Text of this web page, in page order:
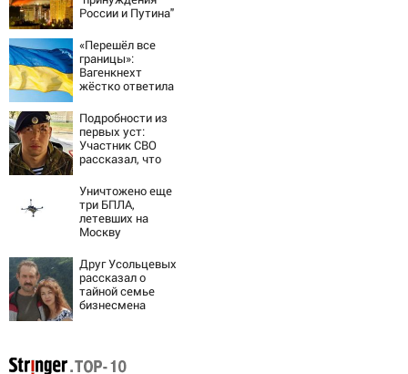
России и Путина"
крах режима
Зеленского
«Перешёл все
границы»:
Вагенкнехт
жёстко ответила
Подробности из
первых уст:
Участник СВО
рассказал, что
схватке с
медведем
Уничтожено еще
три БПЛА,
летевших на
Москву
Друг Усольцевых
рассказал о
тайной семье
бизнесмена